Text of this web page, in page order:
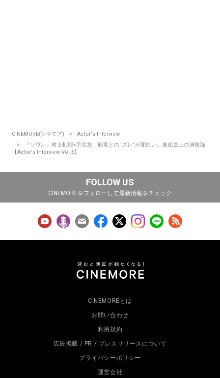
CINEMORE(シネモア)
Actor‘s Interview
『ソワレ』村上虹郎×芋生悠 観客との“ズレ”が面白い。進化途上の演技論
【Actor's Interview Vol.6】
FOLLOW US
CINEMOREをフォローして最新情報をチェック
CINEMOREとは
お問い合わせ
利用規約
広告掲載 / PR / プレスリリースについて
プライバシーポリシー
運営会社